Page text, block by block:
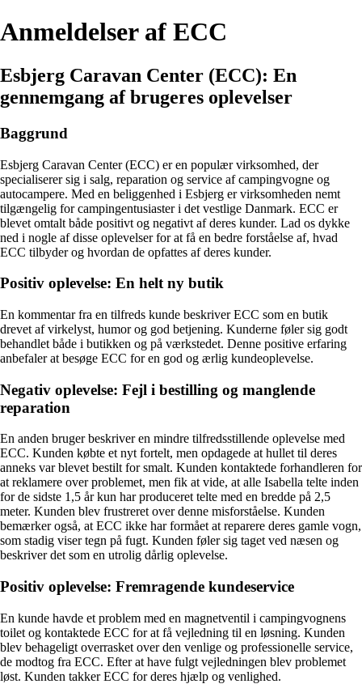
Anmeldelser af ECC
Esbjerg Caravan Center (ECC): En
gennemgang af brugeres oplevelser
Baggrund
Esbjerg Caravan Center (ECC) er en populær virksomhed, der
specialiserer sig i salg, reparation og service af campingvogne og
autocampere. Med en beliggenhed i Esbjerg er virksomheden nemt
tilgængelig for campingentusiaster i det vestlige Danmark. ECC er
blevet omtalt både positivt og negativt af deres kunder. Lad os dykke
ned i nogle af disse oplevelser for at få en bedre forståelse af, hvad
ECC tilbyder og hvordan de opfattes af deres kunder.
Positiv oplevelse: En helt ny butik
En kommentar fra en tilfreds kunde beskriver ECC som en butik
drevet af virkelyst, humor og god betjening. Kunderne føler sig godt
behandlet både i butikken og på værkstedet. Denne positive erfaring
anbefaler at besøge ECC for en god og ærlig kundeoplevelse.
Negativ oplevelse: Fejl i bestilling og manglende
reparation
En anden bruger beskriver en mindre tilfredsstillende oplevelse med
ECC. Kunden købte et nyt fortelt, men opdagede at hullet til deres
anneks var blevet bestilt for smalt. Kunden kontaktede forhandleren for
at reklamere over problemet, men fik at vide, at alle Isabella telte inden
for de sidste 1,5 år kun har produceret telte med en bredde på 2,5
meter. Kunden blev frustreret over denne misforståelse. Kunden
bemærker også, at ECC ikke har formået at reparere deres gamle vogn,
som stadig viser tegn på fugt. Kunden føler sig taget ved næsen og
beskriver det som en utrolig dårlig oplevelse.
Positiv oplevelse: Fremragende kundeservice
En kunde havde et problem med en magnetventil i campingvognens
toilet og kontaktede ECC for at få vejledning til en løsning. Kunden
blev behageligt overrasket over den venlige og professionelle service,
de modtog fra ECC. Efter at have fulgt vejledningen blev problemet
løst. Kunden takker ECC for deres hjælp og venlighed.